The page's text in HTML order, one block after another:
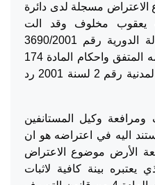
مسجلة لدى دائرة
يعقوب مخلوف وقد الت
للمعترض عليه بموجب الوكالة الدورية رقم 3690/2001
وقرر قاضي التسوية في حكمه المتفق واحكام المادة 174
من قانون أصول المحاكمات المدنية رقم 2 لسنة 2001 رد
ومرافعة وكيل المستانفين
اليه في اعتراضه هو ان
الأرض موضوع الاعتراض
يعتبره بينة كافية لاثبات